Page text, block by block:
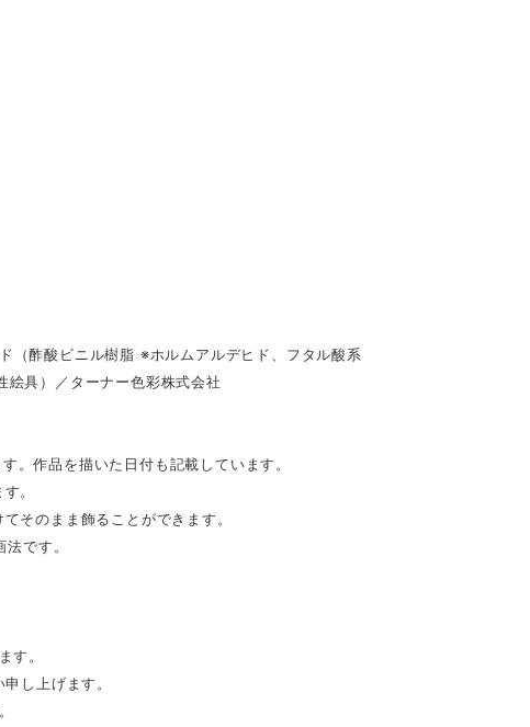
酢酸ビニル樹脂 ※ホルムアルデヒド、フタル酸系
具）／ターナー色彩株式会社
作品を描いた日付も記載しています。
。
そのまま飾ることができます。
です。
す。
し上げます。